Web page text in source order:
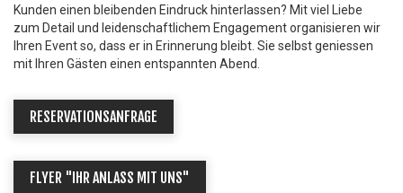
Kunden einen bleibenden Eindruck hinterlassen? Mit viel Liebe
zum Detail und leidenschaftlichem Engagement organisieren wir
Ihren Event so, dass er in Erinnerung bleibt. Sie selbst geniessen
mit Ihren Gästen einen entspannten Abend.
RESERVATIONSANFRAGE
FLYER "IHR ANLASS MIT UNS"